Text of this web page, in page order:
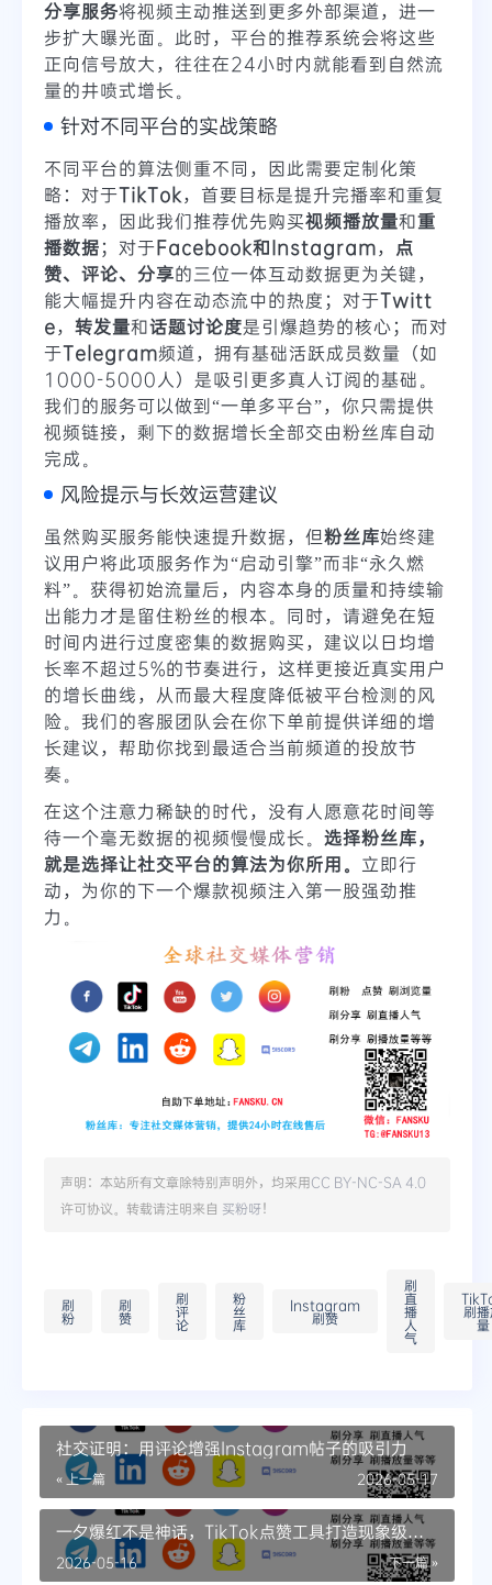
分享服务将视频主动推送到更多外部渠道，进一
步扩大曝光面。此时，平台的推荐系统会将这些
正向信号放大，往往在24小时内就能看到自然流
量的井喷式增长。
针对不同平台的实战策略
不同平台的算法侧重不同，因此需要定制化策
略：对于TikTok，首要目标是提升完播率和重复
播放率，因此我们推荐优先购买视频播放量和重
播数据；对于Facebook和Instagram， 点
赞、评论、分享的三位一体互动数据更为关键，
能大幅提升内容在动态流中的热度；对于Twitt
e， 转发量和话题讨论度是引爆趋势的核心；而对
于Telegram频道，拥有基础活跃成员数量（如
1000-5000人）是吸引更多真人订阅的基础。
我们的服务可以做到“一单多平台”，你只需提供
视频链接，剩下的数据增长全部交由粉丝库自动
完成。
风险提示与长效运营建议
虽然购买服务能快速提升数据，但粉丝库始终建
议用户将此项服务作为“启动引擎”而非“永久燃
料”。获得初始流量后，内容本身的质量和持续输
出能力才是留住粉丝的根本。同时，请避免在短
时间内进行过度密集的数据购买，建议以日均增
长率不超过5%的节奏进行，这样更接近真实用户
的增长曲线，从而最大程度降低被平台检测的风
险。我们的客服团队会在你下单前提供详细的增
长建议，帮助你找到最适合当前频道的投放节
奏。
在这个注意力稀缺的时代，没有人愿意花时间等
待一个毫无数据的视频慢慢成长。 选择粉丝库，
就是选择让社交平台的算法为你所用。 立即行
动，为你的下一个爆款视频注入第一股强劲推
力。
声明：本站所有文章除特别声明外，均采用CC BY-NC-SA 4.0
许可协议。转载请注明来自 买粉呀！
刷
粉
刷
赞
刷
评
论
粉
丝
库
Instagram
刷赞
刷
直
播
人
气
刷
量
社交证明：用评论增强Instagram帖子的吸引力
« 上一篇 2026-05-17
一夕爆红不是神话，TikTok点赞工具打造现象级内
容
下一篇 »
2026-05-16